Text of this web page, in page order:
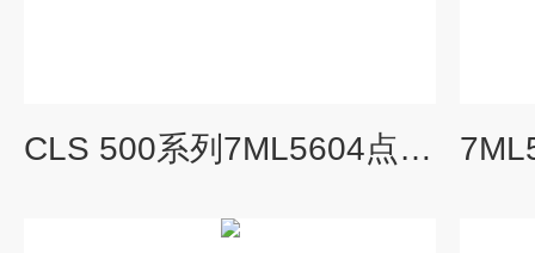
CLS 500系列7ML5604点式电容物位计